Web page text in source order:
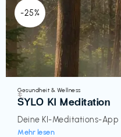
-25%
Gesundheit & Wellness
SYLO KI Meditation
Deine KI-Meditations-
Mehr lesen
€‎